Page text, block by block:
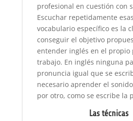
profesional en cuestión con
Escuchar repetidamente
vocabulario específico es la
conseguir el objetivo
entender inglés en el propio
trabajo. En inglés ninguna
pronuncia igual que se
necesario aprender el
por otro, como se escribe la
Las técnicas